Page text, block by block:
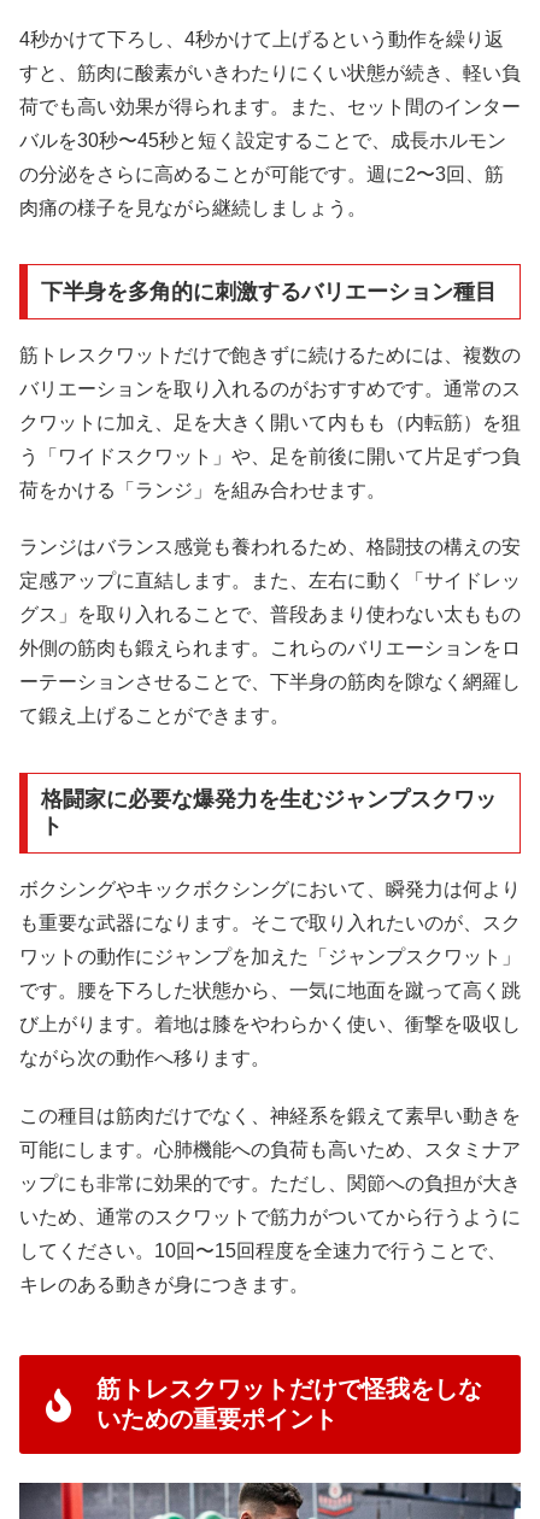
4秒かけて下ろし、4秒かけて上げるという動作を繰り返
すと、筋肉に酸素がいきわたりにくい状態が続き、軽い負
荷でも高い効果が得られます。また、セット間のインター
バルを30秒〜45秒と短く設定することで、成長ホルモン
の分泌をさらに高めることが可能です。週に2〜3回、筋
肉痛の様子を見ながら継続しましょう。
下半身を多角的に刺激するバリエーション種目
筋トレスクワットだけで飽きずに続けるためには、複数の
バリエーションを取り入れるのがおすすめです。通常のス
クワットに加え、足を大きく開いて内もも（内転筋）を狙
う「ワイドスクワット」や、足を前後に開いて片足ずつ負
荷をかける「ランジ」を組み合わせます。
ランジはバランス感覚も養われるため、格闘技の構えの安
定感アップに直結します。また、左右に動く「サイドレッ
グス」を取り入れることで、普段あまり使わない太ももの
外側の筋肉も鍛えられます。これらのバリエーションをロ
ーテーションさせることで、下半身の筋肉を隙なく網羅し
て鍛え上げることができます。
格闘家に必要な爆発力を生むジャンプスクワッ
ト
ボクシングやキックボクシングにおいて、瞬発力は何より
も重要な武器になります。そこで取り入れたいのが、スク
ワットの動作にジャンプを加えた「ジャンプスクワット」
です。腰を下ろした状態から、一気に地面を蹴って高く跳
び上がります。着地は膝をやわらかく使い、衝撃を吸収し
ながら次の動作へ移ります。
この種目は筋肉だけでなく、神経系を鍛えて素早い動きを
可能にします。心肺機能への負荷も高いため、スタミナア
ップにも非常に効果的です。ただし、関節への負担が大き
いため、通常のスクワットで筋力がついてから行うように
してください。10回〜15回程度を全速力で行うことで、
キレのある動きが身につきます。
筋トレスクワットだけで怪我をしな
いための重要ポイント